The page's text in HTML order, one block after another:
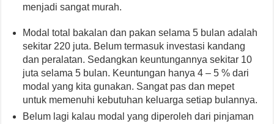
menjadi sangat murah.
Modal total bakalan dan pakan selama 5 bulan adalah
sekitar 220 juta. Belum termasuk investasi kandang
dan peralatan. Sedangkan keuntungannya sekitar 10
juta selama 5 bulan. Keuntungan hanya 4 – 5 % dari
modal yang kita gunakan. Sangat pas dan mepet
untuk memenuhi kebutuhan keluarga setiap bulannya.
Belum lagi kalau modal yang diperoleh dari pinjaman